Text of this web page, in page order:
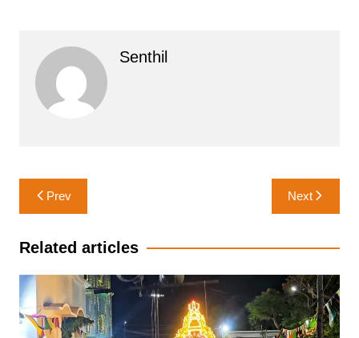
Senthil
Post
navigation
Prev Next
Related articles